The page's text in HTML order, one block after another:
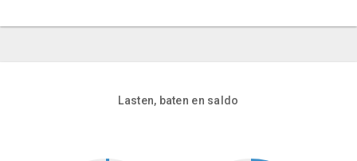
Lasten, baten en saldo